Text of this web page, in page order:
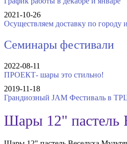
2021-10-26
Осуществляем доставку по городу
Семинары фестивали
2022-08-11
ПРОЕКТ- шары это стильно!
2019-11-18
Грандиозный JAM Фестиваль в
Шары 12" пастель